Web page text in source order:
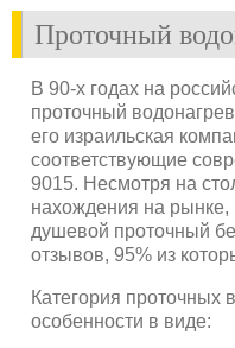
Проточный
В 90-х годах на
проточный
его израильская
соответствующие
9015. Несмотря на
нахождения на рынке,
душевой проточный
отзывов, 95% из
Категория проточных
особенности в виде: